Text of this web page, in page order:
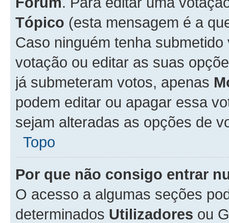
Tópico (esta mensagem é a
Caso ninguém tenha
votação ou editar as suas
já submeteram votos, apenas
podem editar ou apagar essa
sejam alteradas as opções de
Topo
Por que não consigo entrar
O acesso a algumas seções
determinados Utilizadores ou